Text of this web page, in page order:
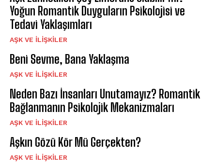
Yoğun Romantik Duyguların Psikolojisi ve
Tedavi Yaklaşımları
AŞK VE İLIŞKILER
Beni Sevme, Bana Yaklaşma
AŞK VE İLIŞKILER
Neden Bazı İnsanları Unutamayız? Romantik
Bağlanmanın Psikolojik Mekanizmaları
AŞK VE İLIŞKILER
Aşkın Gözü Kör Mü Gerçekten?
AŞK VE İLIŞKILER